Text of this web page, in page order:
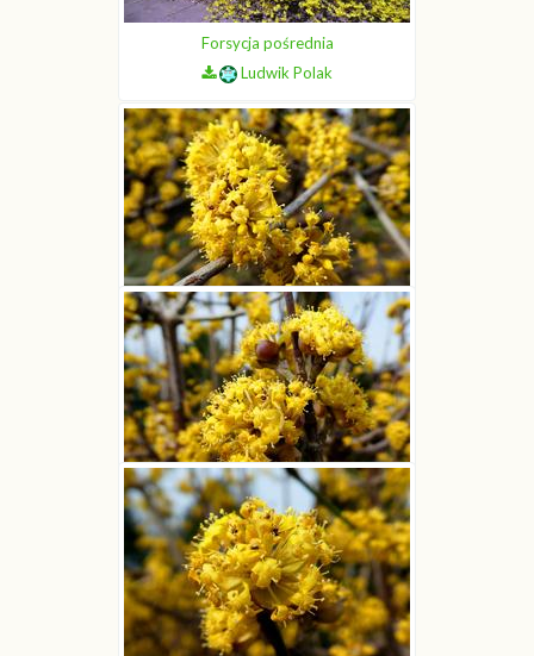
Forsycja pośrednia
Ludwik Polak
Dereń jadalny
Ludwik Polak
Dereń jadalny
Ludwik Polak